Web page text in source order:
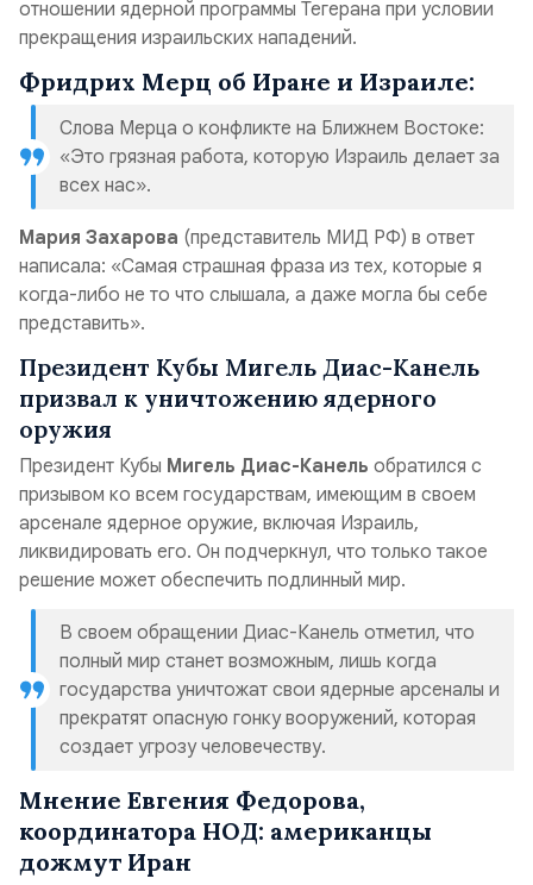
отношении ядерной программы Тегерана при условии
прекращения израильских нападений.
Фридрих Мерц об Иране и Израиле:
Слова Мерца о конфликте на Ближнем Востоке:
«Это грязная работа, которую Израиль делает за
всех нас».
Мария Захарова (представитель МИД РФ) в ответ
написала: «Самая страшная фраза из тех, которые я
когда-либо не то что слышала, а даже могла бы себе
представить».
Президент Кубы Мигель Диас-Канель
призвал к уничтожению ядерного
оружия
Президент Кубы Мигель Диас-Канель обратился с
призывом ко всем государствам, имеющим в своем
арсенале ядерное оружие, включая Израиль,
ликвидировать его. Он подчеркнул, что только такое
решение может обеспечить подлинный мир.
В своем обращении Диас-Канель отметил, что
полный мир станет возможным, лишь когда
государства уничтожат свои ядерные арсеналы и
прекратят опасную гонку вооружений, которая
создает угрозу человечеству.
Мнение Евгения Федорова,
координатора НОД: американцы
дожмут Иран